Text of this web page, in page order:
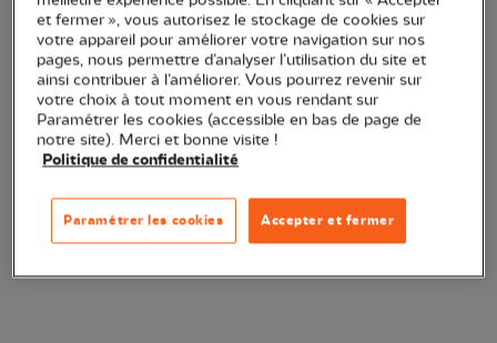
Ajouter au panier
Transaction sécurisée
Produit certifié
et fermer », vous autorisez le stockage de cookies sur
votre appareil pour améliorer votre navigation sur nos
pages, nous permettre d’analyser l’utilisation du site et
ainsi contribuer à l’améliorer. Vous pourrez revenir sur
votre choix à tout moment en vous rendant sur
Paramétrer les cookies (accessible en bas de page de
notre site). Merci et bonne visite !
Politique de confidentialité
Accepter et fermer
Paramétrer les cookies